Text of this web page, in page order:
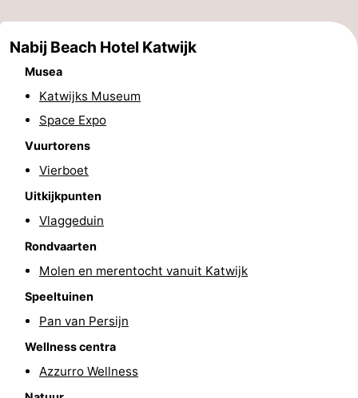
centra
Dorpen
Steden
Natuur
Sporten
Zwembaden
Fietsen
Paardrijden
Golfbanen
Surfen
Eten
Nabij Beach Hotel Katwijk
Musea
Katwijks Museum
Space Expo
Vuurtorens
Vierboet
Uitkijkpunten
Vlaggeduin
Rondvaarten
Molen en merentocht vanuit Katwijk
Speeltuinen
Pan van Persijn
Wellness centra
Azzurro Wellness